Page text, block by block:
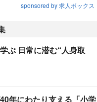
sponsored by 求人ボックス
ぶ 日常に潜む“人身取
年にわたり支える「小学